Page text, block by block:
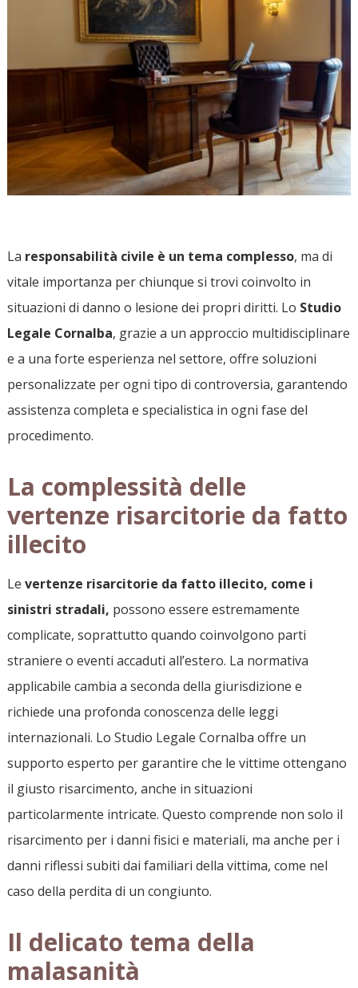
La responsabilità civile è un tema complesso, ma di
vitale importanza per chiunque si trovi coinvolto in
situazioni di danno o lesione dei propri diritti. Lo Studio
Legale Cornalba, grazie a un approccio multidisciplinare
e a una forte esperienza nel settore, offre soluzioni
personalizzate per ogni tipo di controversia, garantendo
assistenza completa e specialistica in ogni fase del
procedimento.
La complessità delle
vertenze risarcitorie da fatto
illecito
Le vertenze risarcitorie da fatto illecito, come i
sinistri stradali, possono essere estremamente
complicate, soprattutto quando coinvolgono parti
straniere o eventi accaduti all’estero. La normativa
applicabile cambia a seconda della giurisdizione e
richiede una profonda conoscenza delle leggi
internazionali. Lo Studio Legale Cornalba offre un
supporto esperto per garantire che le vittime ottengano
il giusto risarcimento, anche in situazioni
particolarmente intricate. Questo comprende non solo il
risarcimento per i danni fisici e materiali, ma anche per i
danni riflessi subiti dai familiari della vittima, come nel
caso della perdita di un congiunto.
Il delicato tema della
malasanità